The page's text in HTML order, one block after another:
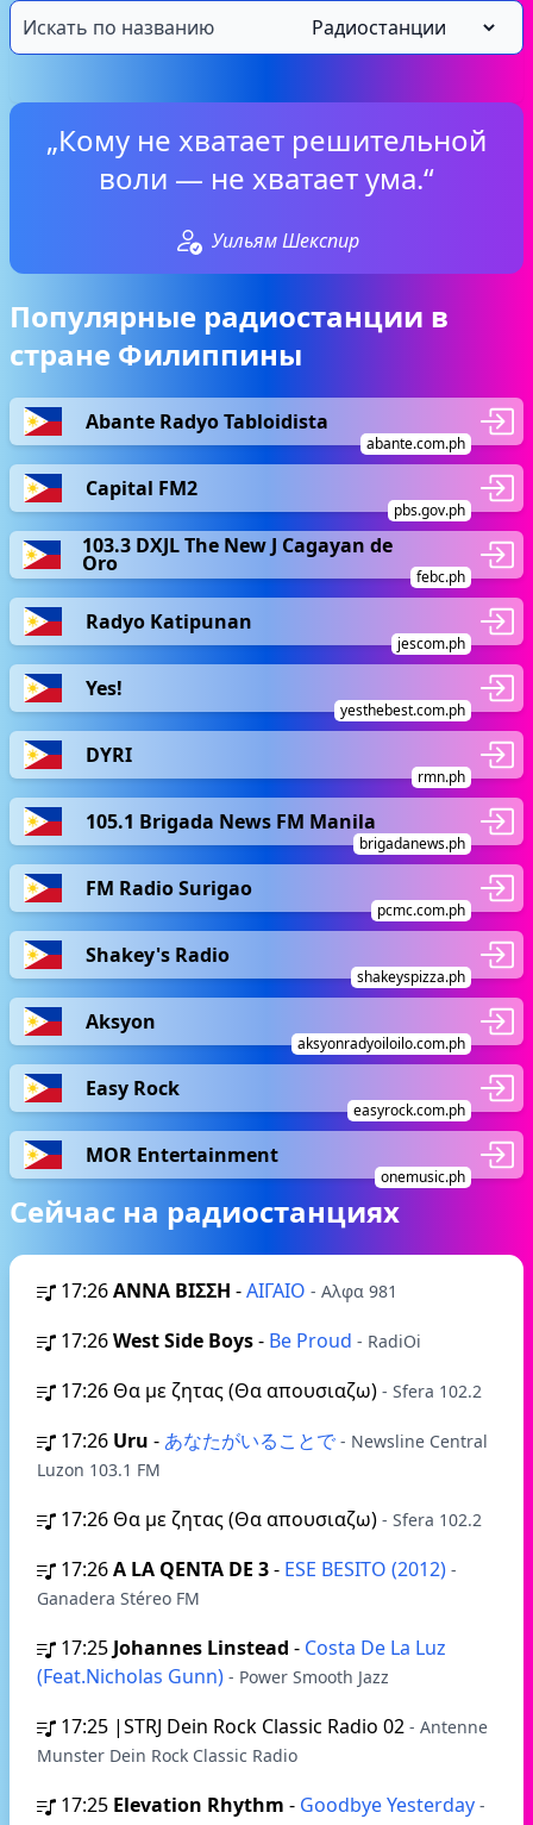
„Кому не хватает решительной
воли — не хватает ума.“
Уильям Шекспир
Популярные радиостанции в
стране Филиппины
Abante Radyo Tabloidista
abante.com.ph
Capital FM2
pbs.gov.ph
103.3 DXJL The New J Cagayan de
Oro
febc.ph
Radyo Katipunan
jescom.ph
Yes!
yesthebest.com.ph
DYRI
rmn.ph
105.1 Brigada News FM Manila
brigadanews.ph
FM Radio Surigao
pcmc.com.ph
Shakey's Radio
shakeyspizza.ph
Aksyon
aksyonradyoiloilo.com.ph
Easy Rock
easyrock.com.ph
MOR Entertainment
onemusic.ph
Сейчас на радиостанциях
17:26ΑΝΝΑ ΒΙΣΣΗ -ΑΙΓΑΙΟ - Αλφα 981
17:26West Side Boys- Be Proud - RadiOi
17:26 Θα με ζητας (Θα απουσιαζω) - Sfera 102.2
17:26 Uru - あなたがいることで - Newsline Central
Luzon 103.1 FM
17:26 Θα με ζητας (Θα απουσιαζω) - Sfera 102.2
17:26A LA QENTA DE 3- ESE BESITO (2012) -
Ganadera Stéreo FM
17:25 Johannes Linstead - Costa De La Luz
(Feat.Nicholas Gunn) - Power Smooth Jazz
17:25 |STRJ Dein Rock Classic Radio 02 - Antenne
Munster Dein Rock Classic Radio
17:25 Elevation Rhythm - Goodbye Yesterday -